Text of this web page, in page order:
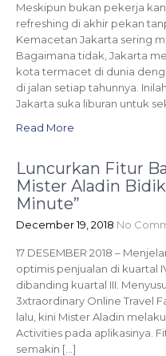
Meskipun bukan pekerja
refreshing di akhir pekan
Kemacetan Jakarta sering
Bagaimana tidak, Jakarta
kota termacet di dunia
di jalan setiap tahunnya.
Jakarta suka liburan untuk
Read More
Luncurkan Fitur
Mister Aladin
Minute”
December 19, 2018 No
17 DESEMBER 2018 –
optimis penjualan di kuartal
dibanding kuartal III.
3xtraordinary Online Travel
lalu, kini Mister Aladin
Activities pada aplikasinya.
semakin […]